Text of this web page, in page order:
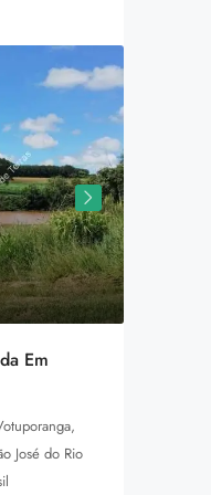
Em
José do Rio